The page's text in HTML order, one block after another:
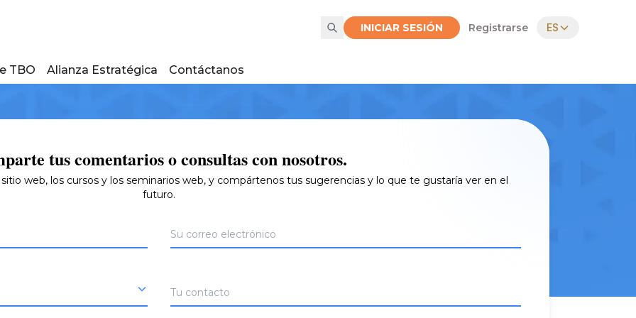
INICIAR SESIÓN Registrarse ES
TBO Alianza Estratégica Contáctanos
tus comentarios o consultas con nosotros.
web, los cursos y los seminarios web, y compártenos tus sugerencias y lo que te gustaría ver en el
futuro.
Su correo electrónico
Tu contacto